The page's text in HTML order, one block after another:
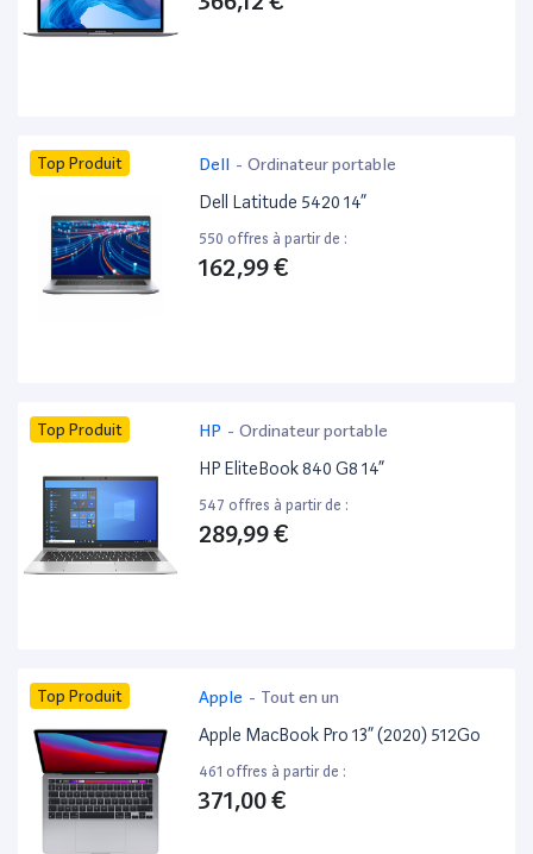
Top Produit Dell - Ordinateur portable
Dell Latitude 5420 14”
550 offres à partir de :
162,99 €
Top Produit HP - Ordinateur portable
HP EliteBook 840 G8 14”
547 offres à partir de :
289,99 €
Top Produit Apple - Tout en un
Apple MacBook Pro 13” (2020) 512Go
461 offres à partir de :
371,00 €